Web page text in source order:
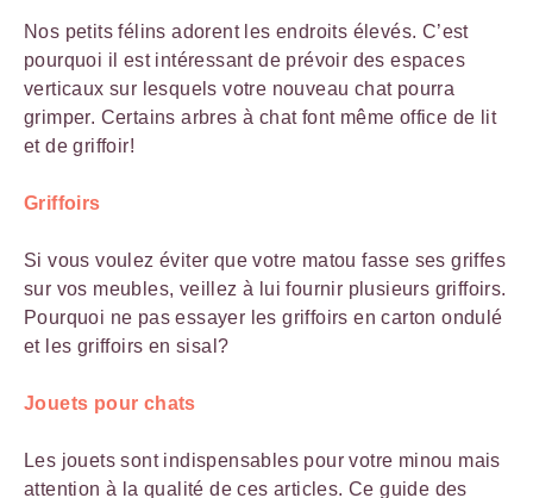
Nos petits félins adorent les endroits élevés. C’est
pourquoi il est intéressant de prévoir des espaces
verticaux sur lesquels votre nouveau chat pourra
grimper. Certains arbres à chat font même office de lit
et de griffoir!
Griffoirs
Si vous voulez éviter que votre matou fasse ses griffes
sur vos meubles, veillez à lui fournir plusieurs griffoirs.
Pourquoi ne pas essayer les griffoirs en carton ondulé
et les griffoirs en sisal?
Jouets pour chats
Les jouets sont indispensables pour votre minou mais
attention à la qualité de ces articles. Ce guide des